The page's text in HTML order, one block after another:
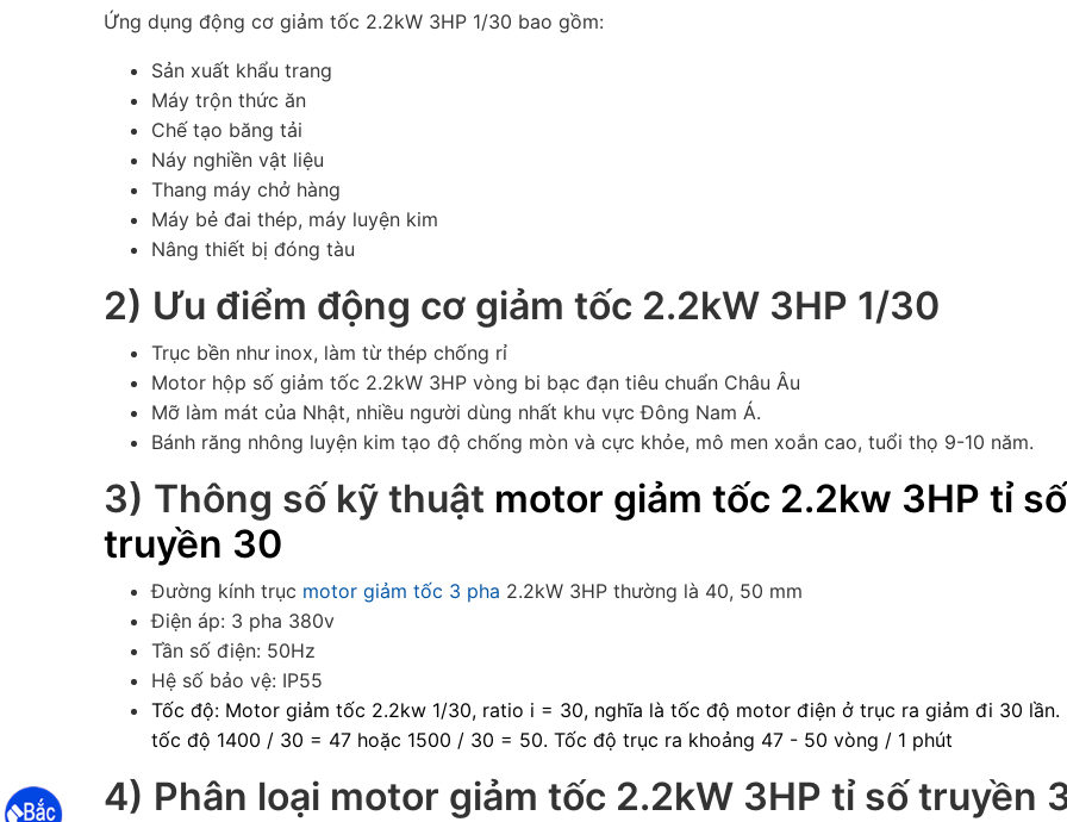
Ứng dụng động cơ giảm tốc 2.2kW 3HP 1/30 bao gồm:
Sản xuất khẩu trang
Máy trộn thức ăn
Chế tạo băng tải
Náy nghiền vật liệu
Thang máy chở hàng
Máy bẻ đai thép, máy luyện kim
Nâng thiết bị đóng tàu
2) Ưu điểm động cơ giảm tốc 2.2kW 3HP 1/30
Trục bền như inox, làm từ thép chống rỉ
Motor hộp số giảm tốc 2.2kW 3HP vòng bi bạc đạn tiêu chuẩn Châu Âu
Mỡ làm mát của Nhật, nhiều người dùng nhất khu vực Đông Nam Á.
Bánh răng nhông luyện kim tạo độ chống mòn và cực khỏe, mô men xoắn cao, tuổi thọ 9-10 năm.
3) Thông số kỹ thuật motor giảm tốc 2.2kw 3HP tỉ số
truyền 30
Đường kính trục motor giảm tốc 3 pha 2.2kW 3HP thường là 40, 50 mm
Điện áp: 3 pha 380v
Tần số điện: 50Hz
Hệ số bảo vệ: IP55
Tốc độ: Motor giảm tốc 2.2kw 1/30, ratio i = 30, nghĩa là tốc độ motor điện ở trục ra giảm đi 30 lần.
tốc độ 1400 / 30 = 47 hoặc 1500 / 30 = 50. Tốc độ trục ra khoảng 47 - 50 vòng / 1 phút
4) Phân loại motor giảm tốc 2.2kW 3HP tỉ số truyền